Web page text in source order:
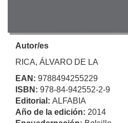
Autor/es
RICA, ÁLVARO DE LA
EAN: 9788494255229
ISBN: 978-84-942552-2-9
Editorial: ALFABIA
Año de la edición: 2014